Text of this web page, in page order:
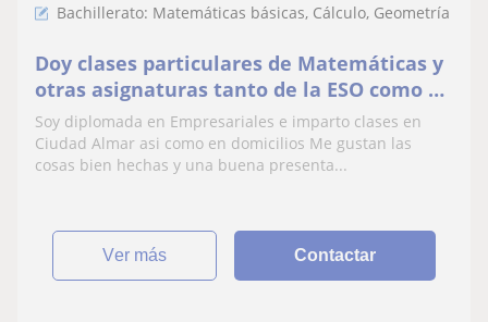
Bachillerato: Matemáticas básicas, Cálculo, Geometría
Doy clases particulares de Matemáticas y
otras asignaturas tanto de la ESO como de
Primaria.Trato personalizado y
seguimiento del alumno.Buen ambiente
Soy diplomada en Empresariales e imparto clases en
Ciudad Almar asi como en domicilios Me gustan las
cosas bien hechas y una buena presenta...
ver más Contactar